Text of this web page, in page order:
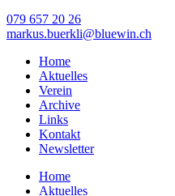
079 657 20 26
markus.buerkli@bluewin.ch
Home
Aktuelles
Verein
Archive
Links
Kontakt
Newsletter
Home
Aktuelles